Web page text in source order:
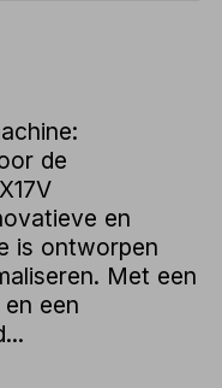
de
en
is ontworpen
Met een
een